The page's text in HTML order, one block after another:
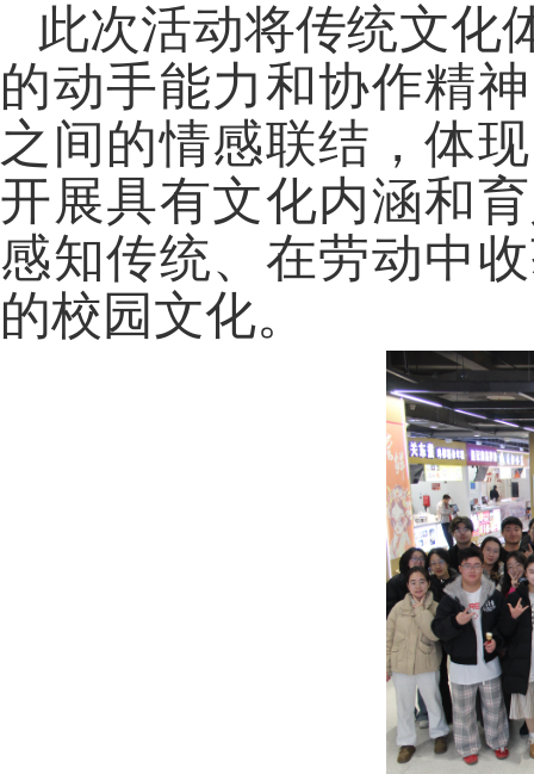
此次活动将传统文化
的动手能力和协作精
之间的情感联结，体
开展具有文化内涵和
感知传统、在劳动中
的校园文化。